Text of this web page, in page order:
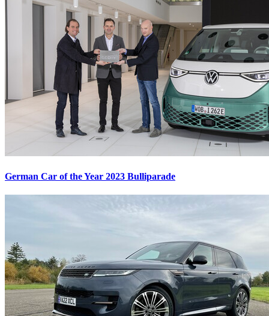
German Car of the Year 2023 Bulliparade